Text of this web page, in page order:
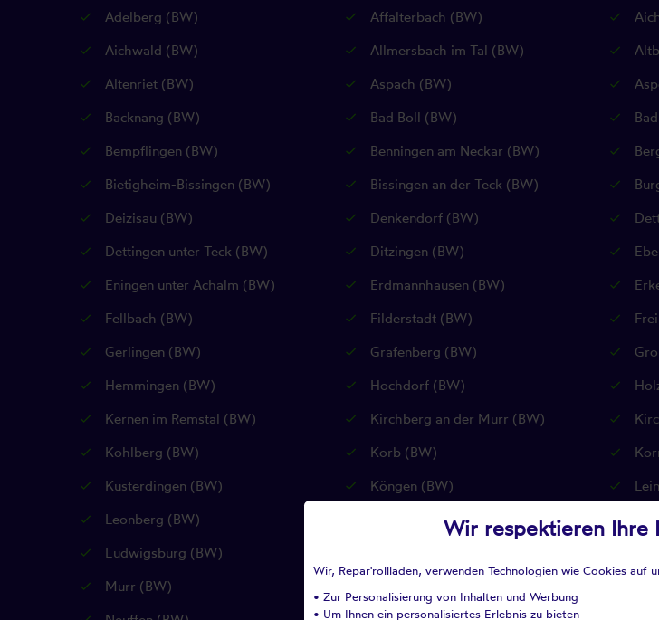
Adelberg (BW) Affalterbach (BW)
Aichwald (BW)
Allmersbach im Tal (BW)
Altenriet (BW)
Aspach (BW)
Backnang (BW)
Bad Boll (BW)
Bempflingen (BW)
Benningen am Neckar (BW)
Bietigheim-Bissingen (BW)
Bissingen an der Teck (BW)
Deizisau (BW)
Denkendorf (BW)
Dettingen unter Teck (BW)
Ditzingen (BW)
Eningen unter Achalm (BW)
Erdmannhausen (BW)
Fellbach (BW)
Filderstadt (BW)
Gerlingen (BW)
Grafenberg (BW)
Hemmingen (BW)
Hochdorf (BW)
Kernen im Remstal (BW)
Kirchberg an der Murr (BW)
Kohlberg (BW)
Korb (BW)
Kusterdingen (BW)
Köngen (BW)
Leonberg (BW)
Leutenbach (BW)
Ludwigsburg (BW)
Murr (BW)
Wir respektieren Ihre
Wir, Repar'rollladen, verwenden Technologien wie Cookies auf
• Zur Personalisierung von Inhalten und Werbung
• Um Ihnen ein personalisiertes Erlebnis zu bieten